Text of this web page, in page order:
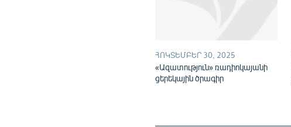
ՀՈԿՏԵՄԲԵՐ 30, 2025
«Ազատություն» ռադիոկայանի
ցերեկային ծրագիր